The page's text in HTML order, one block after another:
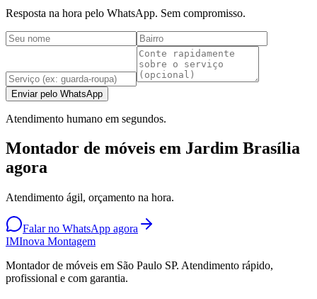
Resposta na hora pelo WhatsApp. Sem compromisso.
Enviar pelo WhatsApp
Atendimento humano em segundos.
Montador de móveis em Jardim Brasília
agora
Atendimento ágil, orçamento na hora.
Falar no WhatsApp agora
IMInova Montagem
Montador de móveis em São Paulo SP. Atendimento rápido,
profissional e com garantia.